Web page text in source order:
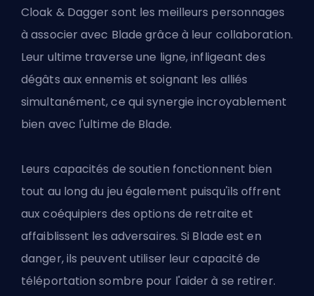
Cloak & Dagger sont les meilleurs personnages
à associer avec Blade grâce à leur collaboration.
Leur ultime traverse une ligne, infligeant des
dégâts aux ennemis et soignant les alliés
simultanément, ce qui synergie incroyablement
bien avec l'ultime de Blade.
Leurs capacités de soutien fonctionnent bien
tout au long du jeu également puisqu'ils offrent
aux coéquipiers des options de retraite et
affaiblissent les adversaires. Si Blade est en
danger, ils peuvent utiliser leur capacité de
téléportation sombre pour l'aider à se retirer.